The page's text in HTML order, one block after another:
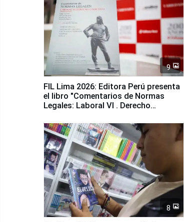
9
FIL Lima 2026: Editora Perú presenta
el libro "Comentarios de Normas
Legales: Laboral Vl . Derecho
8